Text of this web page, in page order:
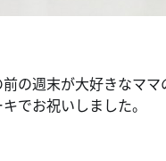
の週末が大好きなママ
でお祝いしました。